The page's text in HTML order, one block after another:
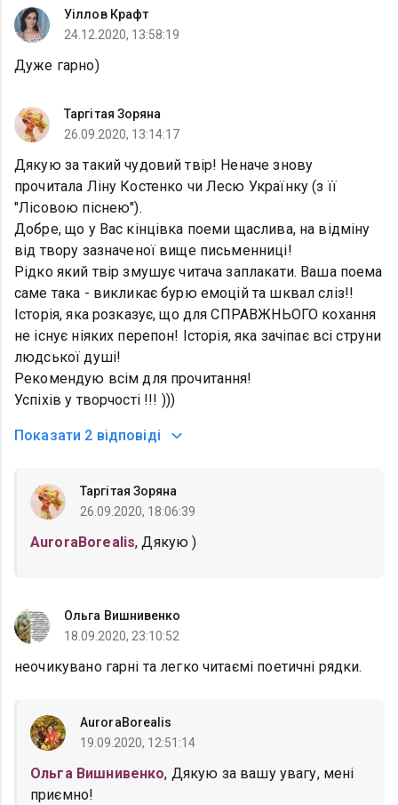
Уіллов Крафт
24.12.2020, 13:58:19
Дуже гарно)
Таргітая Зоряна
26.09.2020, 13:14:17
Дякую за такий чудовий твір! Неначе знову
прочитала Ліну Костенко чи Лесю Українку (з її
"Лісовою піснею").
Добре, що у Вас кінцівка поеми щаслива, на відміну
від твору зазначеної вище письменниці!
Рідко який твір змушує читача заплакати. Ваша поема
саме така - викликає бурю емоцій та шквал сліз!!
Історія, яка розказує, що для СПРАВЖНЬОГО кохання
не існує ніяких перепон! Історія, яка зачіпає всі струни
людської душі!
Рекомендую всім для прочитання!
Успіхів у творчості !!! )))
Показати 2 відповіді
Таргітая Зоряна
26.09.2020, 18:06:39
AuroraBorealis, Дякую )
Ольга Вишнивенко
18.09.2020, 23:10:52
неочикувано гарні та легко читаємі поетичні рядки.
AuroraBorealis
19.09.2020, 12:51:14
Ольга Вишнивенко, Дякую за вашу увагу, мені
приємно!